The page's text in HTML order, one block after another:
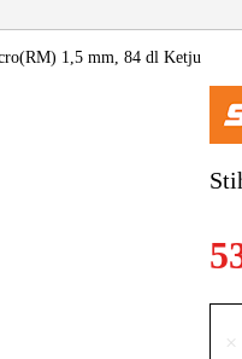
tuoteryhmät
Koneet Ja
1,5 mm, 84 dl Ketju
×